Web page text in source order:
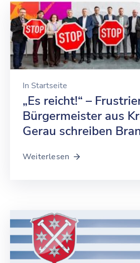
In Startseite
„Es reicht!“ –
Bürgermeister aus
Gerau schreiben
Weiterlesen